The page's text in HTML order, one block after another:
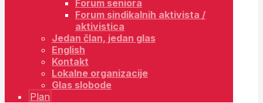
Forum seniora
Forum sindikalnih aktivista /
aktivistica
Jedan član, jedan glas
English
Kontakt
Lokalne organizacije
Glas slobode
Plan